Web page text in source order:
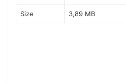
Size 3,89 MB